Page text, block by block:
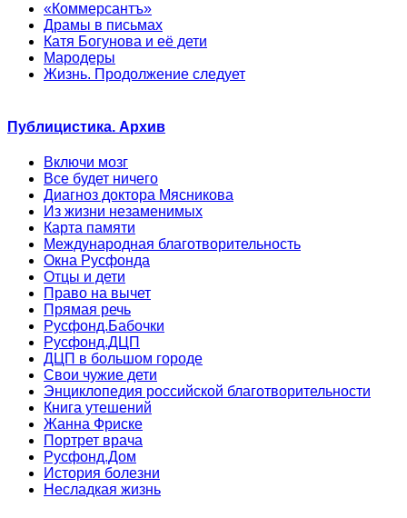
«Коммерсантъ»
Драмы в письмах
Катя Богунова и её дети
Мародеры
Жизнь. Продолжение следует
Публицистика. Архив
Включи мозг
Все будет ничего
Диагноз доктора Мясникова
Из жизни незаменимых
Карта памяти
Международная благотворительность
Окна Русфонда
Отцы и дети
Право на вычет
Прямая речь
Русфонд.Бабочки
Русфонд.ДЦП
ДЦП в большом городе
Свои чужие дети
Энциклопедия российской благотворительности
Книга утешений
Жанна Фриске
Портрет врача
Русфонд.Дом
История болезни
Несладкая жизнь